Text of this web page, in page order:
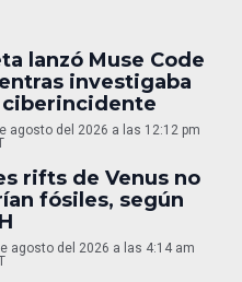
lanzó Muse Code
investigaba
ciberincidente
agosto del 2026 a las 12:12 pm
rifts de Venus no
fósiles, según
agosto del 2026 a las 4:14 am